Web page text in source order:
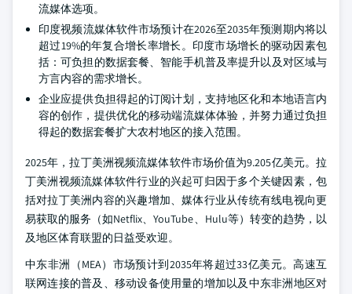
流媒体选项。
印度视频流媒体软件市场预计在2026至2035年预测期内将以
超过19%的年复合增长率增长。印度市场增长的驱动因素包
括：可负担的数据套餐、智能手机普及率提升以及对区域与
方言内容的需求增长。
企业应提供负担得起的订阅计划，支持地区化和本地语言内
容的创作，提供优化的移动端流媒体体验，并努力通过负担
得起的数据套餐扩大农村地区的接入范围。
2025年，拉丁美洲视频流媒体软件市场价值为9.205亿美元。拉
丁美洲视频流媒体软件行业的兴起可归因于多个关键因素，包
括对拉丁美洲内容的兴趣增加、媒体行业从传统有线电视向更
易获取的服务（如Netflix、YouTube、Hulu等）转变的趋势，以
及地区体育联盟的日益受欢迎。
中东非洲（MEA）市场预计到2035年将超过33亿美元。高速互
联网连接的普及、移动设备使用量的增加以及中东非洲地区对